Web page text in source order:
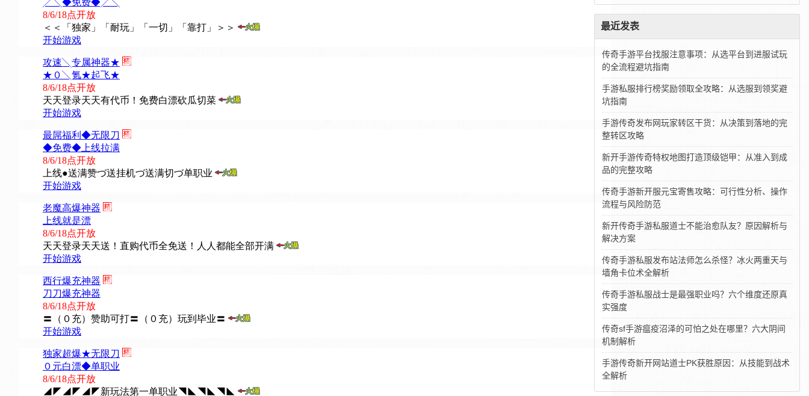
最近发表
传奇手游平台找服注意事项：从选平台到进服试玩
的全流程避坑指南
手游私服排行榜奖励领取全攻略：从选服到领奖避
坑指南
手游传奇发布网玩家转区干货：从决策到落地的完
整转区攻略
新开手游传奇特权地图打造顶级铠甲：从准入到成
品的完整攻略
传奇手游新开服元宝寄售攻略：可行性分析、操作
流程与风险防范
新开传奇手游私服道士不能治愈队友？原因解析与
解决方案
传奇手游私服发布站法师怎么杀怪？冰火两重天与
墙角卡位术全解析
传奇手游私服战士是最强职业吗？六个维度还原真
实强度
传奇sf手游瘟疫沼泽的可怕之处在哪里？六大阴间
机制解析
手游传奇新开网站道士PK获胜原因：从技能到战术
全解析